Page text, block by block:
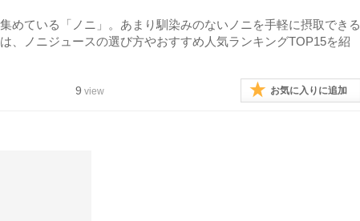
めている「ノニ」。あまり馴染みのないノニを手軽に摂取できる
、ノニジュースの選び方やおすすめ人気ランキングTOP15を紹
9 view お気に入りに追加